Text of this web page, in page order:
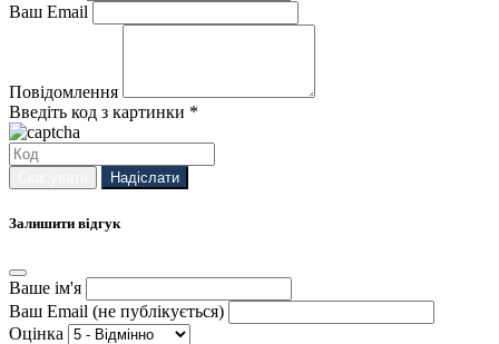
Ваш Email
Повідомлення
Введіть код з картинки *
Надіслати
Залишити відгук
Ваше ім'я
Ваш Email (не публікується)
Оцінка